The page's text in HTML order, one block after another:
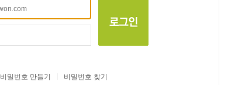
비밀번호 만들기 비밀번호 찾기